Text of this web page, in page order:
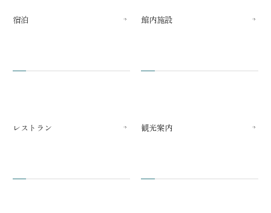
宿泊
レストラン
館内施設
観光案内